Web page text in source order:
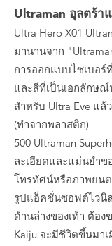
Ultraman อุลตร้า
Ultra Hero X01
มานานจาก
การออกแบบไซเบอร์
และสีที่เป็นเอกลักษ
สำหรับ Ultra Eve แล้
(ทำจากพลาสติก)
500 Ultraman
ละเอียดและแม่นยำข
โทรทัศน์หรือภาพยนต
รูปแอ็คชั่นซอฟต์ไวนิล
ด้านล่างของเท้า ต้
Kaiju จะมีชีวิตขึ้นมาเ